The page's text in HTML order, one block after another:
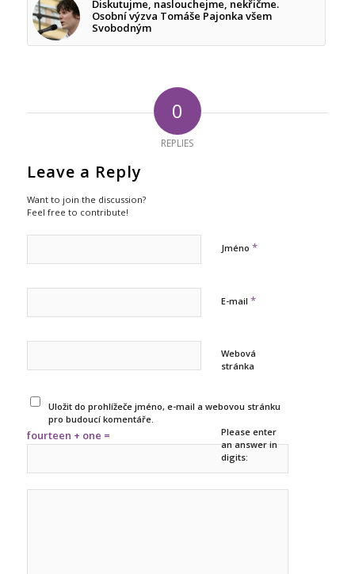
Diskutujme, naslouchejme, nekřičme.
Osobní výzva Tomáše Pajonka všem
Svobodným
0
REPLIES
Leave a Reply
Want to join the discussion?
Feel free to contribute!
Jméno *
E-mail *
Webová
stránka
Uložit do prohlížeče jméno, e-mail a webovou stránku
pro budoucí komentáře.
Please enter
an answer in
digits:
fourteen + one =